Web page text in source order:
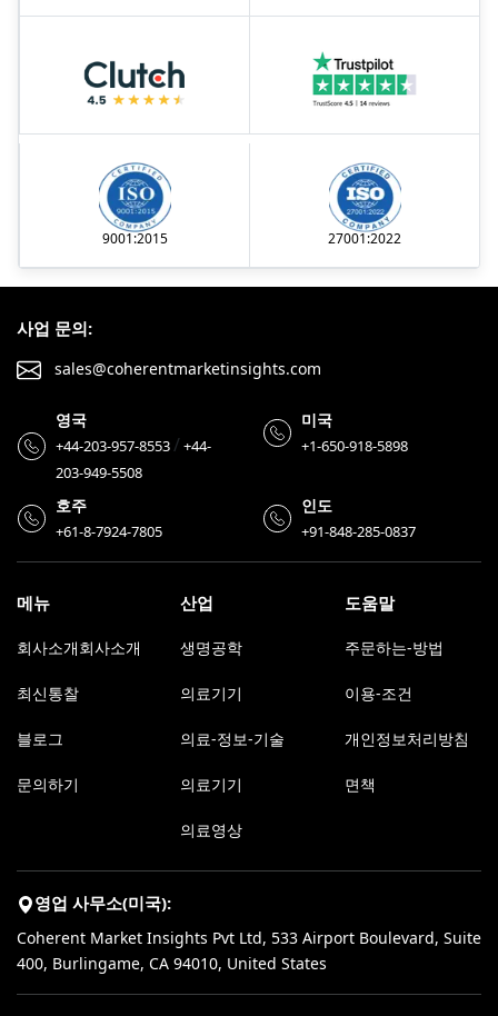
9001:2015 27001:2022
사업 문의:
sales@coherentmarketinsights.com
영국
+44-203-957-8553/+44-
203-949-5508
미국
+1-650-918-5898
호주
+61-8-7924-7805
인도
+91-848-285-0837
메뉴
회사소개회사소개
최신통찰
블로그
문의하기
산업
생명공학
의료기기
의료-정보-기술
의료기기
의료영상
도움말
주문하는-방법
이용-조건
개인정보처리방침
면책
영업 사무소(미국):
Coherent Market Insights Pvt Ltd, 533 Airport Boulevard, Suite
400, Burlingame, CA 94010, United States